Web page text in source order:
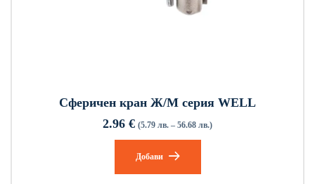
Сферичен кран Ж/М серия WELL
2.96 € (5.79 лв. – 56.68 лв.)
Добави